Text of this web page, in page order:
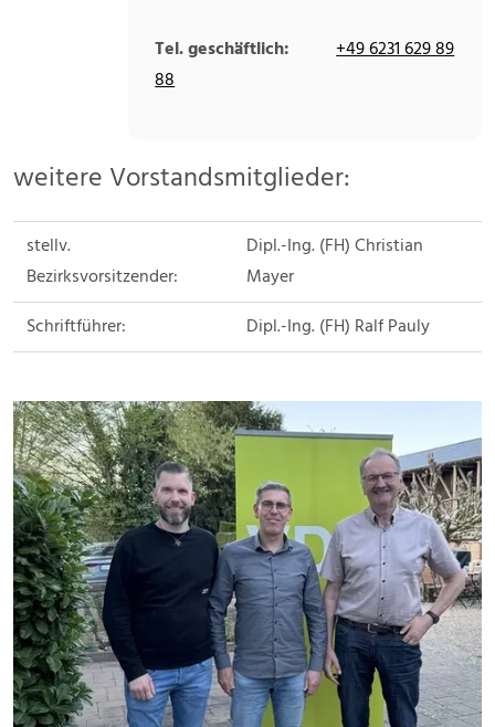
Tel. geschäftlich:
+49 6231 629 89
88
weitere Vorstandsmitglieder:
stellv.
Bezirksvorsitzender:
Dipl.-Ing. (FH) Christian
Mayer
Schriftführer:
Dipl.-Ing. (FH) Ralf Pauly